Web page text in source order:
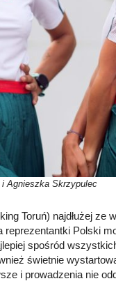
i Agnieszka Skrzypulec
Toruń) najdłużej ze
reprezentantki Polski
spośród
świetnie
i prowadzenia nie